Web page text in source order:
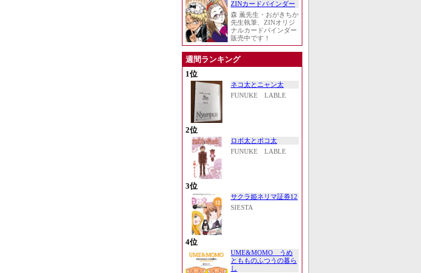
ZINカードバインダー
森 薫先生・おがきちか
先生執筆、ZINオリジ
ナルカードバインダー
販売中です！
週間ランキング
1位
ネコ太とニャン太
FUNUKE LABLE
2位
ロボ太とポコ太
FUNUKE LABLE
3位
サクラ姫ネリマ証券12
SIESTA
4位
UME&MOMO うめ
ともものふつうの暮ら
し